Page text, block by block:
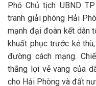
Phó Chủ tịch UBND
tranh giải phóng Hải
mạnh đại đoàn kết dân
khuất phục trước kẻ
đường cách mạng.
thắng lợi vẻ vang của
cho Hải Phòng và đất